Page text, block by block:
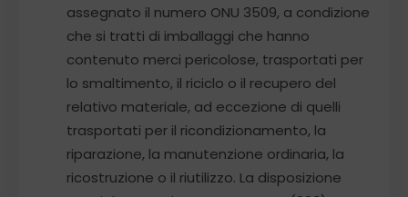
assegnato il numero ONU 3509, a condizione
che si tratti di imballaggi che hanno
contenuto merci pericolose, trasportati per
lo smaltimento, il riciclo o il recupero del
relativo materiale, ad eccezione di quelli
trasportati per il ricondizionamento, la
riparazione, la manutenzione ordinaria, la
ricostruzione o il riutilizzo. La disposizione